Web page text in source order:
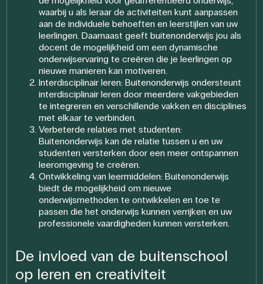
waarbij u als leraar de activiteiten kunt aanpassen
aan de individuele behoeften en leerstijlen van uw
leerlingen. Daarnaast geeft buitenonderwijs jou als
docent de mogelijkheid om een dynamische
onderwijservaring te creëren die je leerlingen op
nieuwe manieren kan motiveren.
Interdisciplinair leren: Buitenonderwijs ondersteunt
interdisciplinair leren door meerdere vakgebieden
te integreren en verschillende vakken en disciplines
met elkaar te verbinden.
Verbeterde relaties met studenten:
Buitenonderwijs kan de relatie tussen u en uw
studenten versterken door een meer ontspannen
leeromgeving te creëren.
Ontwikkeling van leermiddelen: Buitenonderwijs
biedt de mogelijkheid om nieuwe
onderwijsmethoden te ontwikkelen en toe te
passen die het onderwijs kunnen verrijken en uw
professionele vaardigheden kunnen versterken.
De invloed van de buitenschool
op leren en creativiteit